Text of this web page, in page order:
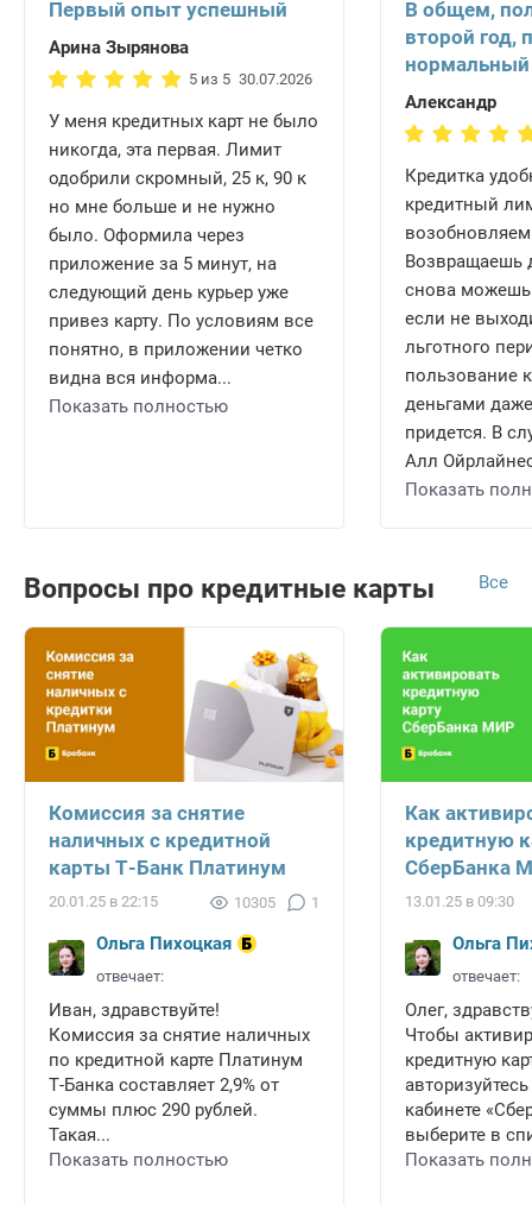
Первый опыт успешный
Арина Зырянова
5 из 5 30.07.2026
У меня кредитных карт не было
никогда, эта первая. Лимит
одобрили скромный, 25 к, 90 к
но мне больше и не нужно
было. Оформила через
приложение за 5 минут, на
следующий день курьер уже
привез карту. По условиям все
понятно, в приложении четко
видна вся информа...
Показать полностью
В общем,
второй год,
нормальный
Александр
Кредитка
кредитный
Возвращаешь
снова можешь
если не
льготного
пользование
деньгами
придется. В
Алл
Показать
Вопросы про кредитные карты Все
Комиссия за снятие
наличных с кредитной
карты Т-Банк Платинум
20.01.25 в 22:15 10305 1
Ольга Пихоцкая
отвечает:
Иван, здравствуйте!
Комиссия за снятие наличных
по кредитной карте Платинум
Т-Банка составляет 2,9% от
суммы плюс 290 рублей.
Такая...
Показать полностью
Как
кредитную
СберБанка
13.01.25 в 09:30
Ольга
отвечает:
Олег,
Чтобы
кредитную
кабинете
выберите в
Показать